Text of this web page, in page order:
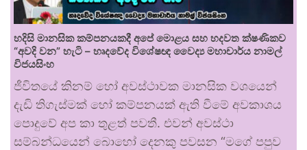
හදිසි මානසික කම්පනයකදී අපේ මොළය සහ හදවත ක්ෂණිකව
“අවදි වන” හැටි – හෘදවේද විශේෂඥ වෛද්‍ය මහාචාර්ය නාමල්
විජයසිංහ
ජීවිතයේ කිනම් හෝ අවස්ථාවක මානසික වශයෙන්
දැඩි තිගැස්මක් හෝ කම්පනයක් ඇති වීමේ අවකාශය
පොදුවේ අප කා තුළත් පවතී. එවන් අවස්ථා
සම්බන්ධයෙන් බොහෝ දෙනකු පවසන “මගේ පපුව